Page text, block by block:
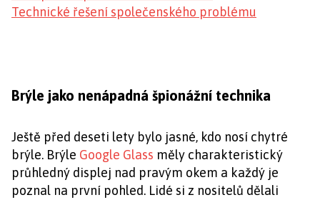
Technické řešení společenského problému
Brýle jako nenápadná špionážní technika
Ještě před deseti lety bylo jasné, kdo nosí chytré
brýle. Brýle Google Glass měly charakteristický
průhledný displej nad pravým okem a každý je
poznal na první pohled. Lidé si z nositelů dělali